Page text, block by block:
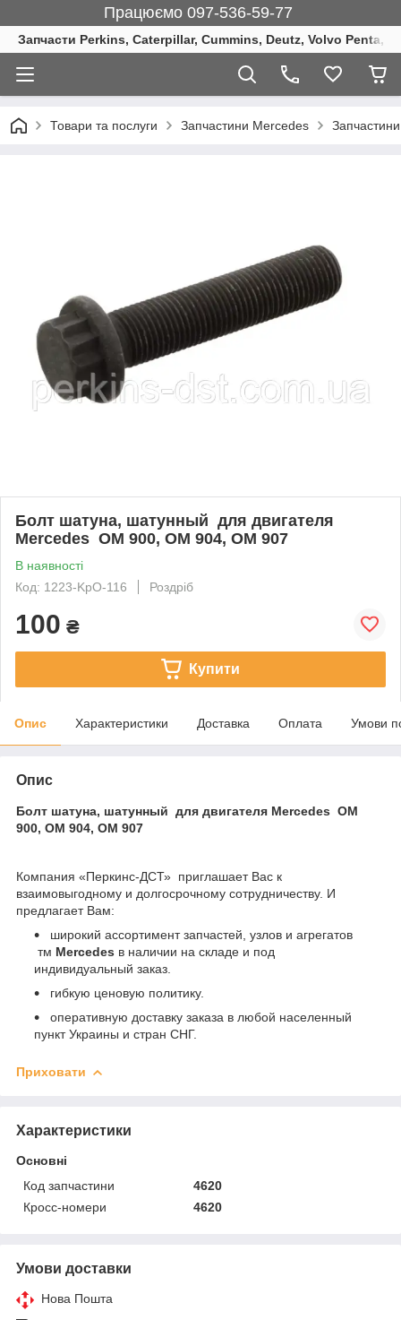
Працюємо 097-536-59-77
Запчасти Perkins, Caterpillar, Cummins, Deutz, Volvo Penta,
Товари та послуги Запчастини Mercedes
Болт шатуна, шатунный для двигателя
Mercedes OM 900, OM 904, OM 907
В наявності
Код: 1223-KpO-116
Роздріб
100 ₴
Купити
Опис Характеристики Доставка Оплата Умови
Опис
Болт шатуна, шатунный для двигателя Mercedes OM
900, OM 904, OM 907
Компания «Перкинс-ДСТ» приглашает Вас к
взаимовыгодному и долгосрочному сотрудничеству. И
предлагает Вам:
широкий ассортимент запчастей, узлов и агрегатов
тм Mercedes в наличии на складе и под
индивидуальный заказ.
гибкую ценовую политику.
оперативную доставку заказа в любой населенный
пункт Украины и стран СНГ.
Приховати
Характеристики
Основні
Код запчастини
4620
Кросс-номери
4620
Умови доставки
Нова Пошта